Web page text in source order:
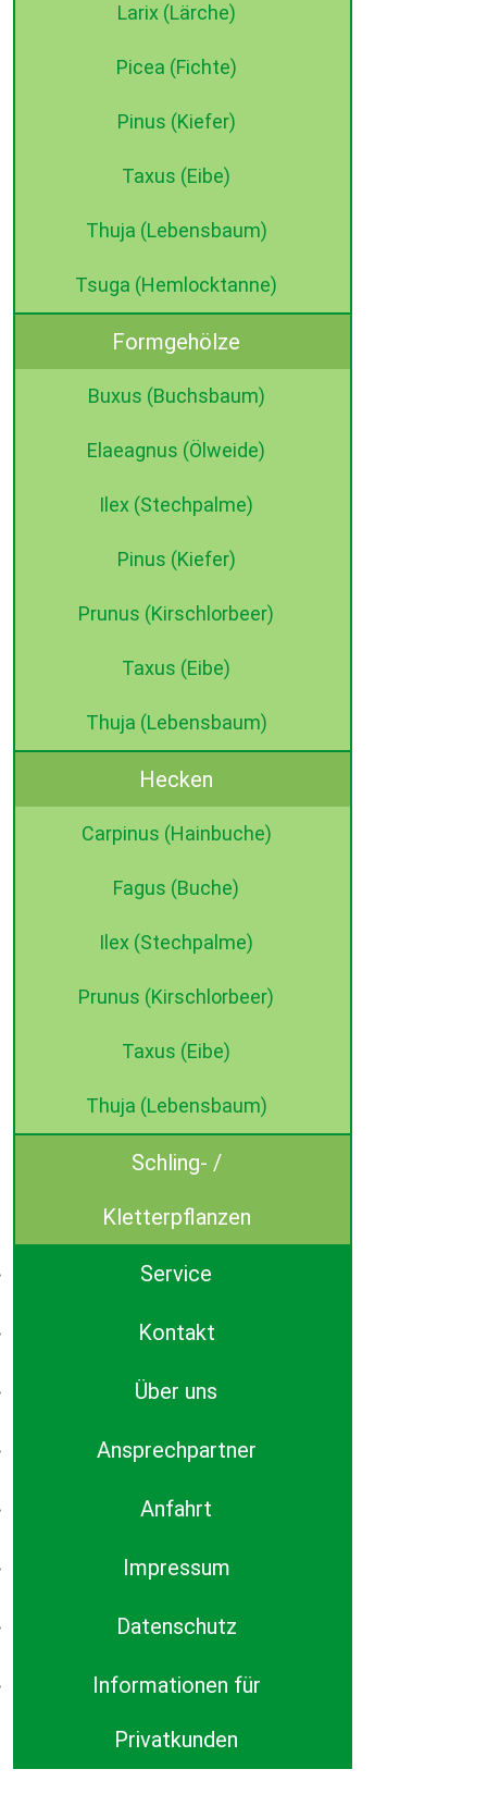
Larix (Lärche)
Picea (Fichte)
Pinus (Kiefer)
Taxus (Eibe)
Thuja (Lebensbaum)
Tsuga (Hemlocktanne)
Formgehölze
Buxus (Buchsbaum)
Elaeagnus (Ölweide)
Ilex (Stechpalme)
Pinus (Kiefer)
Prunus (Kirschlorbeer)
Taxus (Eibe)
Thuja (Lebensbaum)
Hecken
Carpinus (Hainbuche)
Fagus (Buche)
Ilex (Stechpalme)
Prunus (Kirschlorbeer)
Taxus (Eibe)
Thuja (Lebensbaum)
Schling- /
Kletterpflanzen
Service
Kontakt
Über uns
Ansprechpartner
Anfahrt
Impressum
Datenschutz
Informationen für
Privatkunden